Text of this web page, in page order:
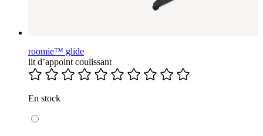
roomie™ glide
lit d’appoint coulissant
En stock